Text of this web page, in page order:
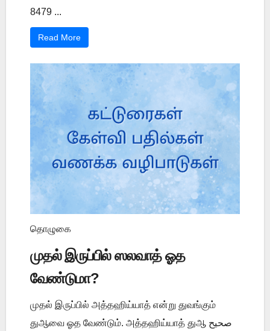
8479 ...
Read More
தொழுகை
முதல் இருப்பில் ஸலவாத் ஓத
வேண்டுமா?
முதல் இருப்பில் அத்தஹிய்யாத் என்று துவங்கும்
துஆவை ஓத வேண்டும். அத்தஹிய்யாத் துஆ صحيح